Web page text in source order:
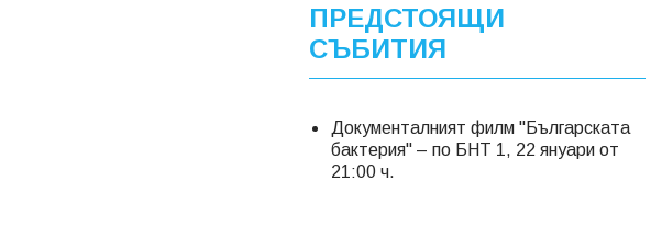
ПРЕДСТОЯЩИ
СЪБИТИЯ
Документалният филм "Българската
бактерия" – по БНТ 1, 22 януари от
21:00 ч.